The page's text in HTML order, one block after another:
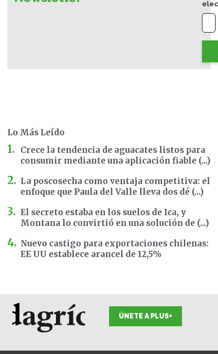
Lo Más Leído
Crece la tendencia de aguacates listos para
consumir mediante una aplicación fiable (...)
La poscosecha como ventaja competitiva: el
enfoque que Paula del Valle lleva dos dé (...)
El secreto estaba en los suelos de Ica, y
Montana lo convirtió en una solución de (...)
Nuevo castigo para exportaciones chilenas:
EE UU establece arancel de 12,5%
ÚNETE A PLUS+